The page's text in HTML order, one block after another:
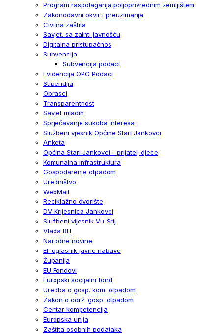
Program raspolaganja poljoprivrednim zemljištem
Zakonodavni okvir i preuzimanja
Civilna zaštita
Savjet. sa zaint. javnošću
Digitalna pristupačnos
Subvencija
Subvencija podaci
Evidencija OPG Podaci
Stipendija
Obrasci
Transparentnost
Savjet mladih
Sprječavanje sukoba interesa
Službeni vjesnik Općine Stari Jankovci
Anketa
Općina Stari Jankovci - prijatelj djece
Komunalna infrastruktura
Gospodarenje otpadom
Uredništvo
WebMail
Reciklažno dvorište
DV Krijesnica Jankovci
Službeni vijesnik Vu-Srij.
Vlada RH
Narodne novine
El. oglasnik javne nabave
Županija
EU Fondovi
Europski socijalni fond
Uredba o gosp. kom. otpadom
Zakon o održ. gosp. otpadom
Centar kompetencija
Europska unija
Zaštita osobnih podataka